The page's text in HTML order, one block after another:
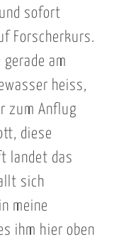
sofort
Forscherkurs.
gerade am
heiss,
zum Anflug
diese
landet das
sich
meine
ihm hier oben